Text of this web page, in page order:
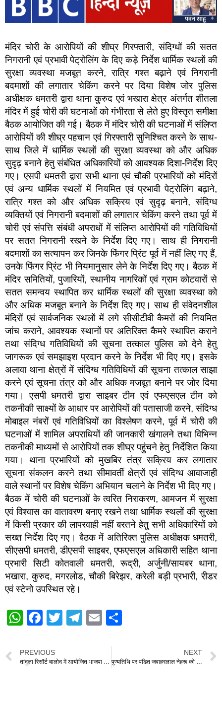
मंदिर चोरी के आरोपियों की शीघ्र गिरफ्तारी, संदिग्धों की सतत
निगरानी एवं प्रभावी पेट्रोलिंग के दिए कड़े निर्देश धार्मिक स्थलों की
सुरक्षा व्यवस्था मजबूत करने, रात्रि गश्त बढ़ाने एवं निगरानी
बदमाशों की लगातार चेकिंग करने पर दिया विशेष जोर पुलिस
अधीक्षक धमतरी द्वारा थाना कुरुद एवं भखारा क्षेत्र अंतर्गत शीतला
मंदिर में हुई चोरी की घटनाओं को गंभीरता से लेते हुए विस्तृत समीक्षा
बैठक आयोजित की गई। बैठक में मंदिर चोरी की घटनाओं में संलिप्त
आरोपियों की शीघ्र पहचान एवं गिरफ्तारी सुनिश्चित करने के साथ-
साथ जिले में धार्मिक स्थलों की सुरक्षा व्यवस्था को और अधिक
सुदृढ़ बनाने हेतु संबंधित अधिकारियों को आवश्यक दिशा-निर्देश दिए
गए। एसपी धमतरी द्वारा सभी थाना एवं चौकी प्रभारियों को मंदिरों
एवं अन्य धार्मिक स्थलों में नियमित एवं प्रभावी पेट्रोलिंग बढ़ाने,
रात्रि गश्त को और अधिक सक्रिय एवं सुदृढ़ बनाने, संदिग्ध
व्यक्तियों एवं निगरानी बदमाशों की लगातार चेकिंग करने तथा पूर्व में
चोरी एवं संपत्ति संबंधी अपराधों में संलिप्त आरोपियों की गतिविधियों
पर सतत निगरानी रखने के निर्देश दिए गए। साथ ही निगरानी
बदमाशों का सत्यापन कर जिनके फिंगर प्रिंट पूर्व में नहीं लिए गए हैं,
उनके फिंगर प्रिंट भी नियमानुसार लेने के निर्देश दिए गए। बैठक में
मंदिर समितियों, पुजारियों, स्थानीय नागरिकों एवं ग्राम कोटवारों से
सतत समन्वय स्थापित कर धार्मिक स्थलों की सुरक्षा व्यवस्था को
और अधिक मजबूत बनाने के निर्देश दिए गए। साथ ही संवेदनशील
मंदिरों एवं सार्वजनिक स्थलों में लगे सीसीटीवी कैमरों की नियमित
जांच कराने, आवश्यक स्थानों पर अतिरिक्त कैमरे स्थापित कराने
तथा संदिग्ध गतिविधियों की सूचना तत्काल पुलिस को देने हेतु
जागरूक एवं समझाइश प्रदान करने के निर्देश भी दिए गए। इसके
अलावा थाना क्षेत्रों में संदिग्ध गतिविधियों की सूचना तत्काल साझा
करने एवं सूचना तंत्र को और अधिक मजबूत बनाने पर जोर दिया
गया। एसपी धमतरी द्वारा साइबर टीम एवं एफएसएल टीम को
तकनीकी साक्ष्यों के आधार पर आरोपियों की पतासाजी करने, संदिग्ध
मोबाइल नंबरों एवं गतिविधियों का विश्लेषण करने, पूर्व में चोरी की
घटनाओं में शामिल अपराधियों की जानकारी खंगालने तथा विभिन्न
तकनीकी माध्यमों से आरोपियों तक शीघ्र पहुंचने हेतु निर्देशित किया
गया। थाना प्रभारियों को मुखबिर तंत्र सक्रिय कर लगातार
सूचना संकलन करने तथा सीमावर्ती क्षेत्रों एवं संदिग्ध आवाजाही
वाले स्थानों पर विशेष चेकिंग अभियान चलाने के निर्देश भी दिए गए।
बैठक में चोरी की घटनाओं के त्वरित निराकरण, आमजन में सुरक्षा
एवं विश्वास का वातावरण बनाए रखने तथा धार्मिक स्थलों की सुरक्षा
में किसी प्रकार की लापरवाही नहीं बरतने हेतु सभी अधिकारियों को
सख्त निर्देश दिए गए। बैठक में अतिरिक्त पुलिस अधीक्षक धमतरी,
सीएसपी धमतरी, डीएसपी साइबर, एफएसएल अधिकारी सहित थाना
प्रभारी सिटी कोतवाली धमतरी, रूद्री, अर्जुनी/सायबर थाना,
भखारा, कुरुद, मगरलोड, चौकी बिरेझर, करेली बड़ी प्रभारी, रीडर
एवं स्टेनो उपस्थित रहे।
W
at
s
F
c
e
T
er
T
gr
E
ail
e
PREVIOUS
तांदुला रिसॉर्ट बालोद में आयोजित भाजपा प्रशिक्षण अभियान में शामिल हुईं रंजना डीपेंद्र साहू, प्रशिक्षण सभागार को सम्बोधित
NEXT
पुण्यतिथि पर पंडित जवाहरलाल नेहरू को कांग्रेस ने किया याद, दी श्रद्धांजलि